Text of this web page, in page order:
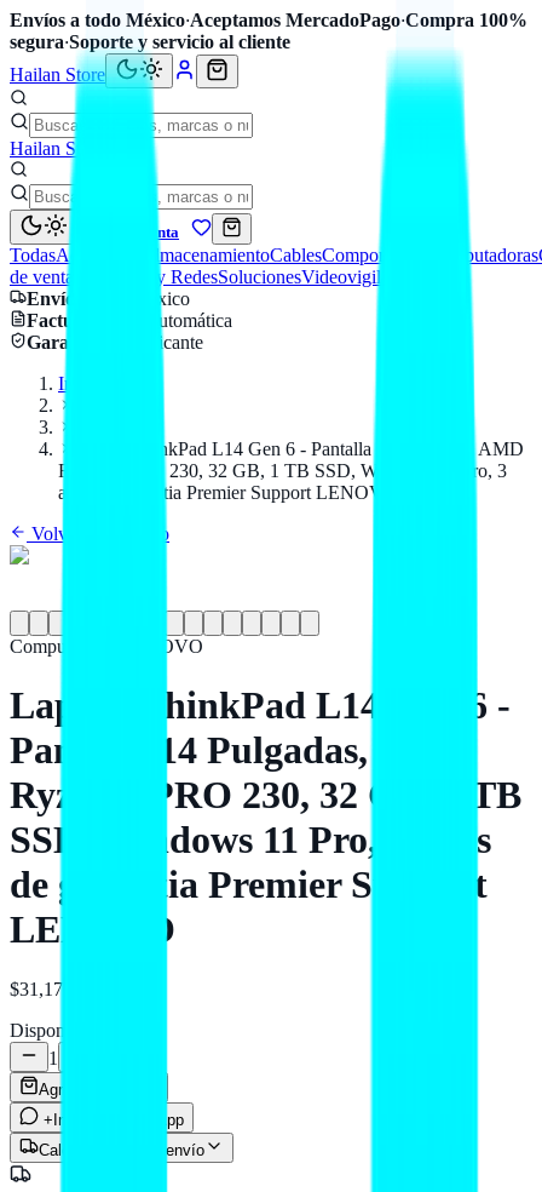
Envíos a todo México·Aceptamos MercadoPago·Compra 100%
segura·Soporte y servicio al cliente
Hailan Store
Hailan Store
Mi cuenta
TodasAccesorios AlmacenamientoCablesComponentes Computadoras
de venta
Seguridad y RedesSolucionesVideovigilancia
Envío
a todo México
Factura CFDI
automática
Garantía
de fabricante
Inicio
Laptop ThinkPad L14 Gen 6 - Pantalla 14 Pulgadas, AMD
Ryzen 5 PRO 230, 32 GB, 1 TB SSD, Windows 11 Pro, 3
años de garantia Premier Support LENOVO
Volver al catálogo
Computadoras LENOVO
Laptop ThinkPad L14 Gen 6 -
Pantalla 14 Pulgadas, AMD
Ryzen 5 PRO 230, 32 GB, 1 TB
SSD, Windows 11 Pro, 3 años
de garantia Premier Support
LENOVO
$31,170
Disponible
1
Agregar al carrito
+Info por WhatsApp
Calcular costo de envío